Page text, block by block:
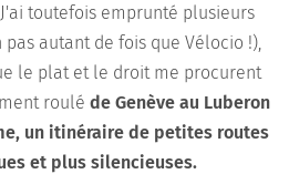
toutefois emprunté plusieurs
autant de fois que Vélocio !),
le plat et le droit me procurent
rouléde Genève au Luberon
un itinéraire de petites routes
et plus silencieuses.